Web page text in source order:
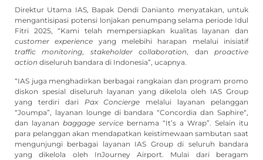
Direktur Utama IAS, Bapak Dendi Danianto menyatakan, untuk
mengantisipasi potensi lonjakan penumpang selama periode Idul
Fitri 2025, “Kami telah mempersiapkan kualitas layanan dan
customer experience yang melebihi harapan melalui inisiatif
traffic monitoring
stakeholder collaboration , danproactive
action diseluruh bandara di Indonesia”, ucapnya.
“IAS juga menghadirkan berbagai rangkaian dan program promo
diskon spesial diseluruh layanan yang dikelola oleh IAS Group
yang terdiri dari Pax Concierge melalui layanan pelanggan
“Joumpa”, layanan lounge di bandara “Concordia dan Saphire“,
dan layanan baggage service bernama “It’s a Wrap”. Selain itu
para pelanggan akan mendapatkan keistimewaan sambutan saat
mengunjungi berbagai layanan IAS Group di seluruh bandara
yang dikelola oleh InJourney Airport. Mulai dari beragam